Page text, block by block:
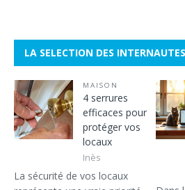
LA SELECTION DES
MAISON
4 serrures
efficaces pour
protéger vos
locaux
Inès
La sécurité de vos locaux